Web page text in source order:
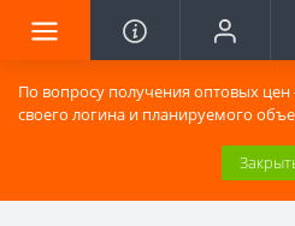
По вопросу получения оптовых
своего логина и планируемого